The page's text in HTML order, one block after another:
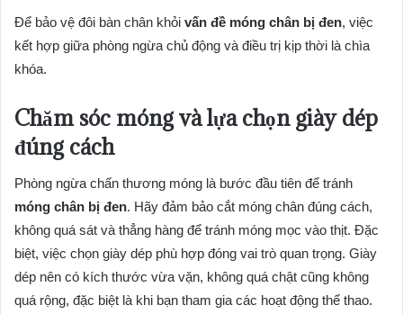
Để bảo vệ đôi bàn chân khỏi vấn đề móng chân bị đen, việc
kết hợp giữa phòng ngừa chủ động và điều trị kịp thời là chìa
khóa.
Chăm sóc móng và lựa chọn giày dép
đúng cách
Phòng ngừa chấn thương móng là bước đầu tiên để tránh
móng chân bị đen. Hãy đảm bảo cắt móng chân đúng cách,
không quá sát và thẳng hàng để tránh móng mọc vào thịt. Đặc
biệt, việc chọn giày dép phù hợp đóng vai trò quan trọng. Giày
dép nên có kích thước vừa vặn, không quá chật cũng không
quá rộng, đặc biệt là khi bạn tham gia các hoạt động thể thao.